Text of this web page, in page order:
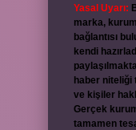
Yasal Uyarı:
marka,
bağlantısı
kendi
haber niteliği
ve kişiler
Gerçek
tamamen